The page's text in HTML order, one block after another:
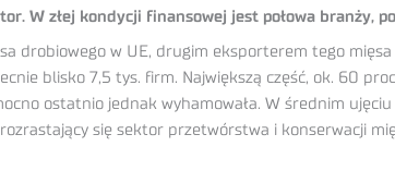
W złej kondycji finansowej jest połowa branży,
drobiowego w UE, drugim eksporterem tego
blisko 7,5 tys. firm. Największą część, ok. 60
ostatnio jednak wyhamowała. W średnim
się sektor przetwórstwa i konserwacji